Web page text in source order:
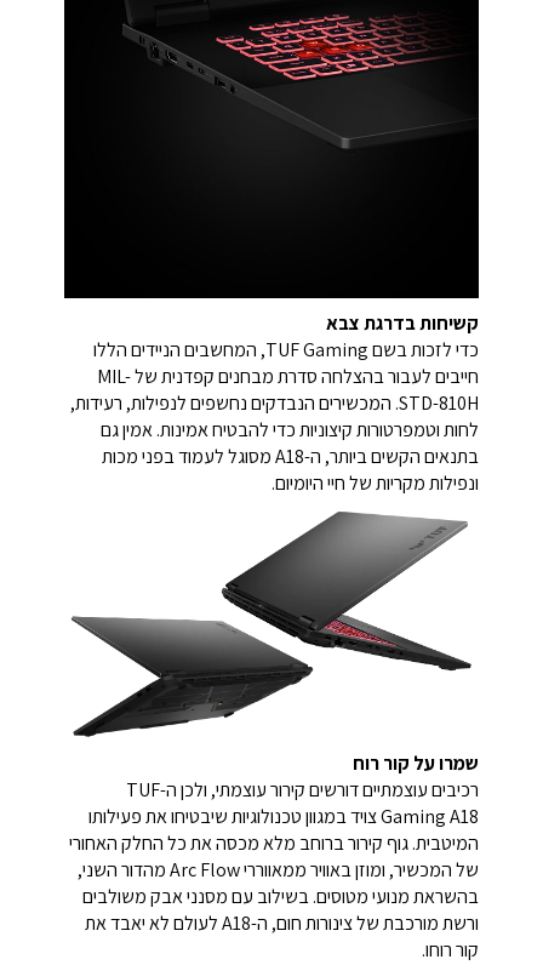
קשיחות בדרגת צבא
כדי לזכות בשם TUF Gaming, המחשבים הניידים הללו
חייבים לעבור בהצלחה סדרת מבחנים קפדנית של MIL-
STD-810H. המכשירים הנבדקים נחשפים לנפילות, רעידות,
לחות וטמפרטורות קיצוניות כדי להבטיח אמינות. אמין גם
בתנאים הקשים ביותר, ה-A18 מסוגל לעמוד בפני מכות
ונפילות מקריות של חיי היומיום.
שמרו על קור רוח
רכיבים עוצמתיים דורשים קירור עוצמתי, ולכן ה-TUF
Gaming A18 צויד במגוון טכנולוגיות שיבטיחו את פעילותו
המיטבית. גוף קירור ברוחב מלא מכסה את כל החלק האחורי
של המכשיר, ומוזן באוויר ממאווררי Arc Flow מהדור השני,
בהשראת מנועי מטוסים. בשילוב עם מסנני אבק משולבים
ורשת מורכבת של צינורות חום, ה-A18 לעולם לא יאבד את
קור רוחו.